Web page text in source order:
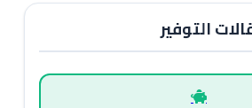
التوفير